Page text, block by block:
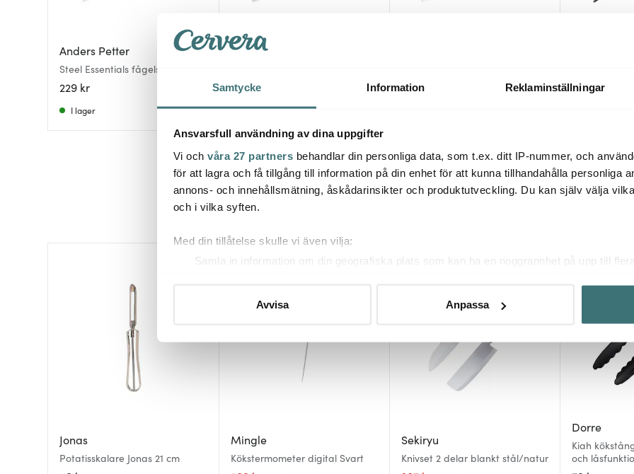
Samtycke Information Reklaminställningar
Ansvarsfull användning av dina uppgifter
Vi och våra 27 partners behandlar din personliga data, som t.ex. ditt IP-nummer, och
för att lagra och få tillgång till information på din enhet för att kunna tillhandahålla personliga
annons- och innehållsmätning, åskådarinsikter och produktutveckling. Du kan själv välja
och i vilka syften.
Med din tillåtelse skulle vi även vilja:
Samla in information om din geografiska plats som kan ha en noggrannhet på upp till
eller dra tillbaka ditt samtycke när som helst från cookie-förklaringen.
Vi använder cookies för att innehållet och annonserna ska anpassas efter det som vi tror att
att vi kan analysera vår trafik och göra hemsidan ännu bättre. Du bestämmer själv vilka
Avvisa Anpassa
Anders Petter
Steel Essentials fågelsax 25 cm
stål/svart
229 kr
I lager
Rösle
549 kr
Få i lager
449 kr 649 kr
Du kanske också gillar
Jonas
Potatisskalare Jonas 21 cm
Mingle
Kökstermometer digital Svart
Sekiryu
Knivset 2 delar blankt stål/natur
Lagerrensning
Dorre
Kiah
och